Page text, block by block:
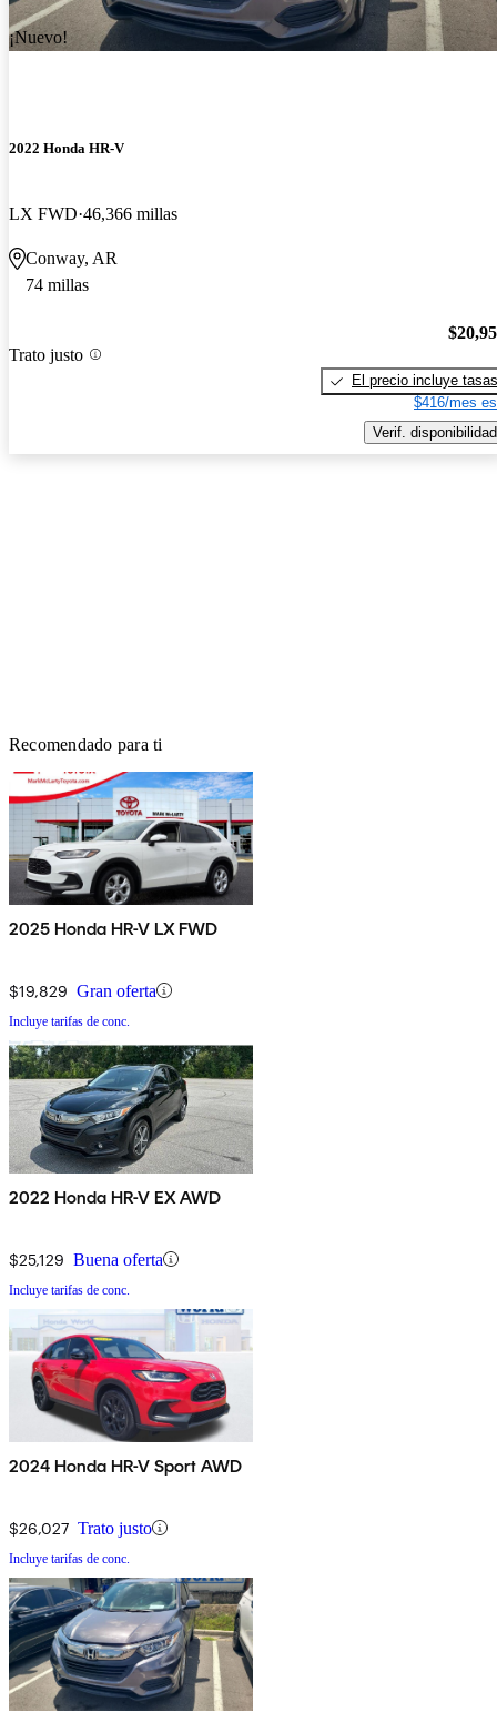
¡Nuevo!
2022 Honda HR-V
LX FWD 46,366 millas
Conway, AR
74 millas
Trato justo
El precio incluye tasas
$416/mes
Verif. disponibilidad
Recomendado para ti
2025 Honda HR-V LX FWD
$19,829 Gran oferta
Incluye tarifas de conc.
2022 Honda HR-V EX AWD
$25,129 Buena oferta
Incluye tarifas de conc.
2024 Honda HR-V Sport AWD
$26,027 Trato justo
Incluye tarifas de conc.